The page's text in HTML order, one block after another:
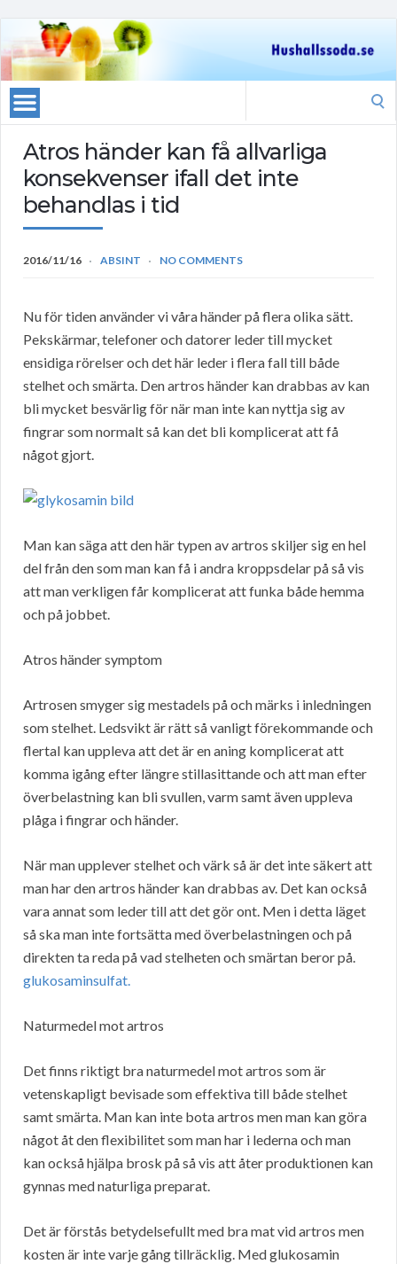
Atros händer kan få allvarliga
konsekvenser ifall det inte
behandlas i tid
2016/11/16 ABSINT NO COMMENTS
Nu för tiden använder vi våra händer på flera olika sätt.
Pekskärmar, telefoner och datorer leder till mycket
ensidiga rörelser och det här leder i flera fall till både
stelhet och smärta. Den artros händer kan drabbas av kan
bli mycket besvärlig för när man inte kan nyttja sig av
fingrar som normalt så kan det bli komplicerat att få
något gjort.
Man kan säga att den här typen av artros skiljer sig en hel
del från den som man kan få i andra kroppsdelar på så vis
att man verkligen får komplicerat att funka både hemma
och på jobbet.
Atros händer symptom
Artrosen smyger sig mestadels på och märks i inledningen
som stelhet. Ledsvikt är rätt så vanligt förekommande och
flertal kan uppleva att det är en aning komplicerat att
komma igång efter längre stillasittande och att man efter
överbelastning kan bli svullen, varm samt även uppleva
plåga i fingrar och händer.
När man upplever stelhet och värk så är det inte säkert att
man har den artros händer kan drabbas av. Det kan också
vara annat som leder till att det gör ont. Men i detta läget
så ska man inte fortsätta med överbelastningen och på
direkten ta reda på vad stelheten och smärtan beror på.
glukosaminsulfat.
Naturmedel mot artros
Det finns riktigt bra naturmedel mot artros som är
vetenskapligt bevisade som effektiva till både stelhet
samt smärta. Man kan inte bota artros men man kan göra
något åt den flexibilitet som man har i lederna och man
kan också hjälpa brosk på så vis att åter produktionen kan
gynnas med naturliga preparat.
Det är förstås betydelsefullt med bra mat vid artros men
kosten är inte varje gång tillräcklig. Med glukosamin